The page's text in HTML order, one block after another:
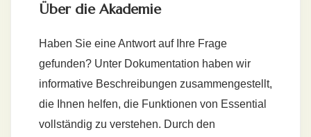
Über die Akademie
Haben Sie eine Antwort auf Ihre Frage
gefunden? Unter Dokumentation haben wir
informative Beschreibungen zusammengestellt,
die Ihnen helfen, die Funktionen von Essential
vollständig zu verstehen. Durch den